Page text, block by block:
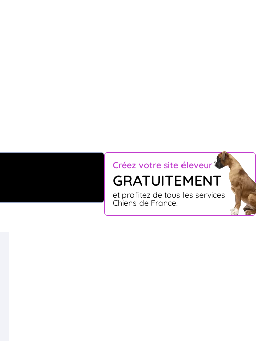
Créez votre site éleveur
GRATUITEMENT
et profitez de tous les services
Chiens de France.